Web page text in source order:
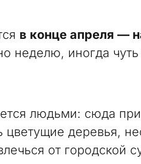
в конце апреля —
неделю, иногда
людьми: сюда
цветущие деревья,
от городской